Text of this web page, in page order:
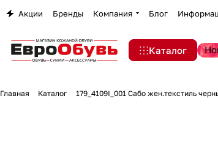
Акции Бренды Компания Блог
Каталог
Главная Каталог 179_4109I_001 Сабо жен.текстиль